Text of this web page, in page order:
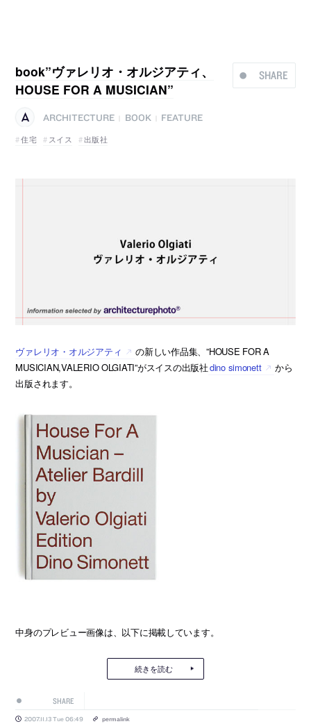
SHARE
book”ヴァレリオ・オルジアティ、
HOUSE FOR A MUSICIAN”
ARCHITECTURE BOOK
FEATURE
住宅
スイス 出版社
ヴァレリオ・オルジアティ
の新しい作品集、”HOUSE FOR A
MUSICIAN,VALERIO OLGIATI”がスイスの出版社dino simonett
から
出版されます。
中身のプレビュー画像は、以下に掲載しています。
続きを読む
SHARE
2007.11.13 Tue 06:49 permalink